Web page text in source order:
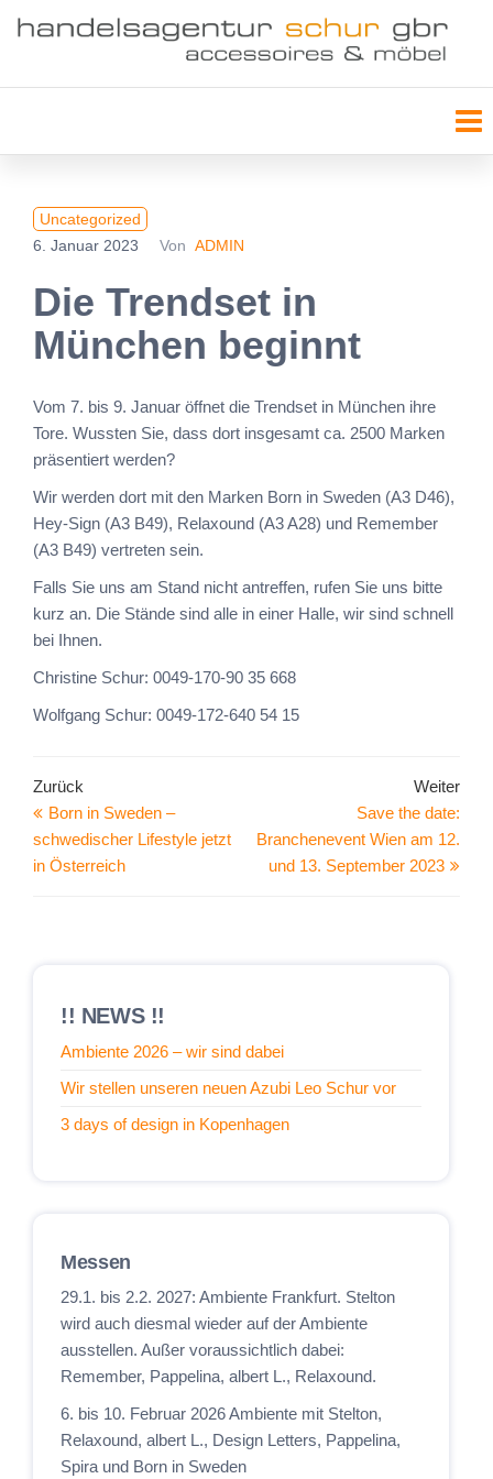
Uncategorized
6. Januar 2023
Von ADMIN
Die Trendset in
München beginnt
Vom 7. bis 9. Januar öffnet die Trendset in München ihre
Tore. Wussten Sie, dass dort insgesamt ca. 2500 Marken
präsentiert werden?
Wir werden dort mit den Marken Born in Sweden (A3 D46),
Hey-Sign (A3 B49), Relaxound (A3 A28) und Remember
(A3 B49) vertreten sein.
Falls Sie uns am Stand nicht antreffen, rufen Sie uns bitte
kurz an. Die Stände sind alle in einer Halle, wir sind schnell
bei Ihnen.
Christine Schur: 0049-170-90 35 668
Wolfgang Schur: 0049-172-640 54 15
Zurück
Born in Sweden –
schwedischer Lifestyle jetzt
in Österreich
Weiter
Save the date:
Branchenevent Wien am 12.
und 13. September 2023
!! NEWS !!
Ambiente 2026 – wir sind dabei
Wir stellen unseren neuen Azubi Leo Schur vor
3 days of design in Kopenhagen
Messen
29.1. bis 2.2. 2027: Ambiente Frankfurt. Stelton
wird auch diesmal wieder auf der Ambiente
ausstellen. Außer voraussichtlich dabei:
Remember, Pappelina, albert L., Relaxound.
6. bis 10. Februar 2026 Ambiente mit Stelton,
Relaxound, albert L., Design Letters, Pappelina,
Spira und Born in Sweden